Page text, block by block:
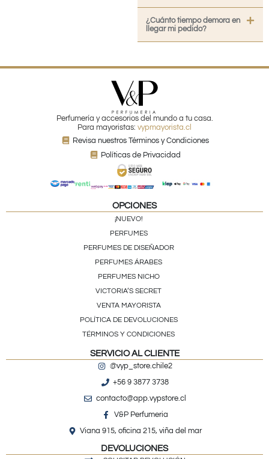
¿Cuánto tiempo demora en
llegar mi pedido?
Perfumería y accesorios del mundo a tu casa.
Para mayoristas: vypmayorista.cl
Revisa nuestros Términos y Condiciones
Políticas de Privacidad
OPCIONES
¡NUEVO!
PERFUMES
PERFUMES DE DISEÑADOR
PERFUMES ÁRABES
PERFUMES NICHO
VICTORIA’S SECRET
VENTA MAYORISTA
POLÍTICA DE DEVOLUCIONES
TÉRMINOS Y CONDICIONES
SERVICIO AL CLIENTE
@vyp_store.chile2
+56 9 3877 3738
contacto@app.vypstore.cl
V&P Perfumeria
Viana 915, oficina 215, viña del mar
DEVOLUCIONES